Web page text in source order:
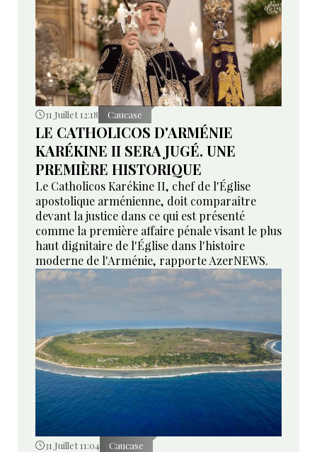
31 Juillet 12:18 Caucase
LE CATHOLICOS D'ARMÉNIE
KARÉKINE II SERA JUGÉ. UNE
PREMIÈRE HISTORIQUE
Le Catholicos Karékine II, chef de l'Église
apostolique arménienne, doit comparaître
devant la justice dans ce qui est présenté
comme la première affaire pénale visant le plus
haut dignitaire de l'Église dans l'histoire
moderne de l'Arménie, rapporte AzerNEWS.
31 Juillet 11:04 Caucase